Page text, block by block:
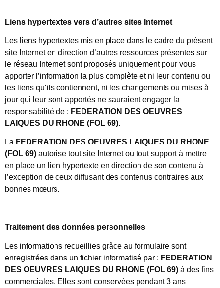
Liens hypertextes vers d’autres sites Internet
Les liens hypertextes mis en place dans le cadre du présent
site Internet en direction d’autres ressources présentes sur
le réseau Internet sont proposés uniquement pour vous
apporter l’information la plus complète et ni leur contenu ou
les liens qu’ils contiennent, ni les changements ou mises à
jour qui leur sont apportés ne sauraient engager la
responsabilité de : FEDERATION DES OEUVRES
LAIQUES DU RHONE (FOL 69).
La FEDERATION DES OEUVRES LAIQUES DU RHONE
(FOL 69) autorise tout site Internet ou tout support à mettre
en place un lien hypertexte en direction de son contenu à
l’exception de ceux diffusant des contenus contraires aux
bonnes mœurs.
Traitement des données personnelles
Les informations recueillies grâce au formulaire sont
enregistrées dans un fichier informatisé par : FEDERATION
DES OEUVRES LAIQUES DU RHONE (FOL 69) à des fins
commerciales. Elles sont conservées pendant 3 ans